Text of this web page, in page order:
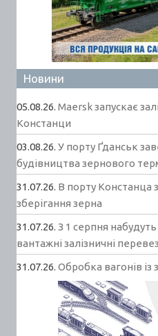
Новини
05.08.26. Maersk запускає
Констанци
03.08.26. У порту Ґданськ
будівництва зернового
31.07.26. В порту Констанца
зберігання зерна
31.07.26. З 1 серпня
вантажні залізничні
31.07.26. Обробка вагонів